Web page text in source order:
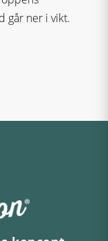
går ner i vikt.